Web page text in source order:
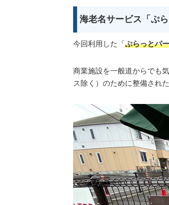
海老名サービス「ぷ
今回利用した「ぷらっとパ
商業施設を一般道からでも
ス除く）のために整備され